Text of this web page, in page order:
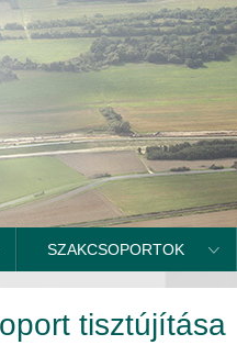
SZAKCSOPORTOK
tisztújítása